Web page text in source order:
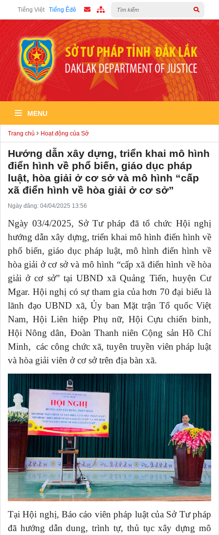
Tiếng Việt Tiếng Êđê
MENU
Trang chủ Hoạt động của Sở
Hướng dẫn xây dựng, triển khai mô hình
điển hình về phổ biến, giáo dục pháp
luật, hòa giải ở cơ sở và mô hình “cấp
xã điển hình về hòa giải ở cơ sở”
Ngày đăng: 04/04/2025 13:56
Ngày 03/4/2025, Sở Tư pháp đã tổ chức Hội nghị
hướng dẫn xây dựng, triển khai mô hình điển hình về
phổ biến, giáo dục pháp luật, mô hình điển hình về
hòa giải ở cơ sở và mô hình “cấp xã điển hình về hòa
giải ở cơ sở” tại UBND xã Quảng Tiến, huyện Cư
Mgar. Hội nghị có sự tham gia của hơn 70 đại biểu là
lãnh đạo UBND xã, Ủy ban Mặt trận Tổ quốc Việt
Nam, Hội Liên hiệp Phụ nữ, Hội Cựu chiến binh,
Hội Nông dân, Đoàn Thanh niên Cộng sản Hồ Chí
Minh, các công chức xã, tuyên truyền viên pháp luật
và hòa giải viên ở cơ sở trên địa bàn xã.
Tại Hội nghị, Báo cáo viên pháp luật của Sở Tư pháp
đã hướng dẫn dung, trình tự, thủ tục xây dựng mô